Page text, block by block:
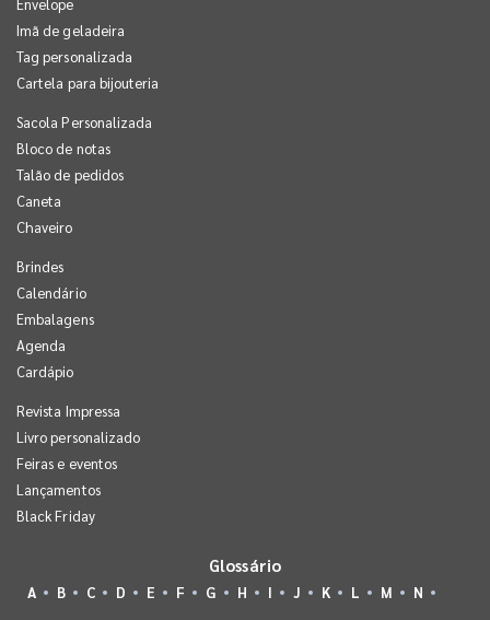
Envelope
Imã de geladeira
Tag personalizada
Cartela para bijouteria
Sacola Personalizada
Bloco de notas
Talão de pedidos
Caneta
Chaveiro
Brindes
Calendário
Embalagens
Agenda
Cardápio
Revista Impressa
Livro personalizado
Feiras e eventos
Lançamentos
Black Friday
Glossário
A B C D E F G H I J K L M
N